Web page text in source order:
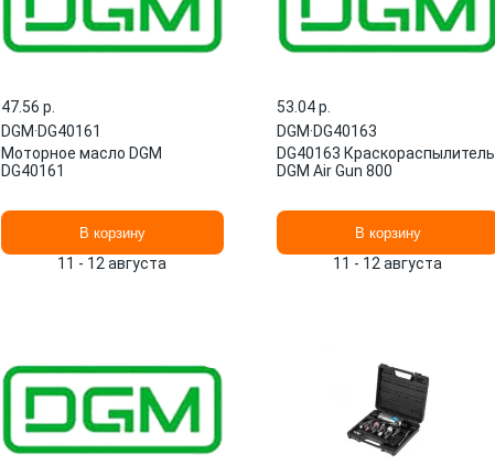
47.56 p.
DGM·DG40161
Моторное масло DGM
DG40161
В корзину
11 - 12 августа
53.04 p.
DGM·DG40163
DG40163 Краскораспылитель
DGM Air Gun 800
В корзину
11 - 12 августа